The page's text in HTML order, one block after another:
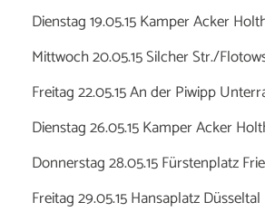
Dienstag 19.05.15 Kamper Acker
Mittwoch 20.05.15 Silcher Str./
Freitag 22.05.15 An der Piwipp
Dienstag 26.05.15 Kamper Acker
Donnerstag 28.05.15 Fürstenplatz
Freitag 29.05.15 Hansaplatz Düsseltal